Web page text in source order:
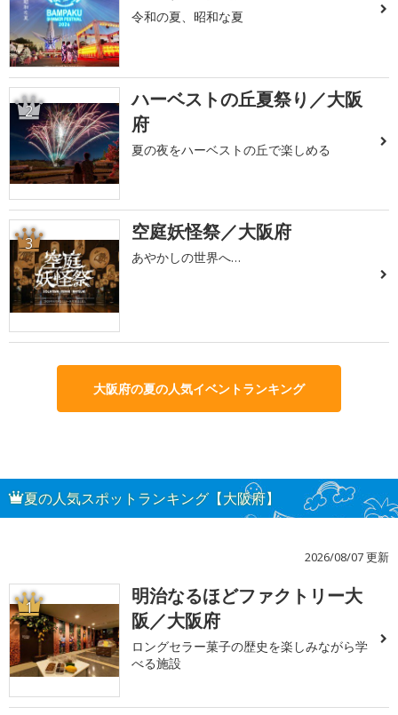
令和の夏、昭和な夏
2
ハーベストの丘夏祭り／大阪
府
夏の夜をハーベストの丘で楽しめる
3 空庭妖怪祭／大阪府
あやかしの世界へ…
大阪府の夏の人気イベントランキング
夏の人気スポットランキング【大阪府】
2026/08/07 更新
1
明治なるほどファクトリー大
阪／大阪府
ロングセラー菓子の歴史を楽しみながら学
べる施設